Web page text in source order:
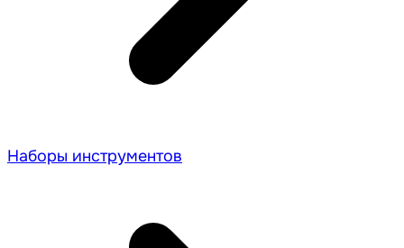
Наборы инструментов